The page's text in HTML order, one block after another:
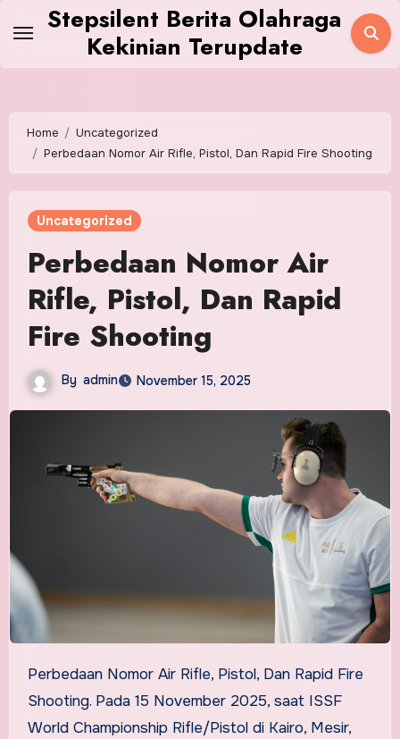
Stepsilent Berita Olahraga
Kekinian Terupdate
Home
Uncategorized
Perbedaan Nomor Air Rifle, Pistol, Dan Rapid Fire Shooting
Uncategorized
Perbedaan Nomor Air
Rifle, Pistol, Dan Rapid
Fire Shooting
By admin November 15, 2025
Perbedaan Nomor Air Rifle, Pistol, Dan Rapid Fire
Shooting. Pada 15 November 2025, saat ISSF
World Championship Rifle/Pistol di Kairo, Mesir,